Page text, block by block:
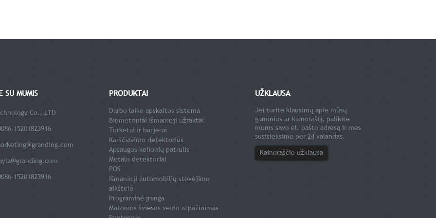
SU MUMIS
Co., LTD
15201823916
15201823916
PRODUKTAI
Darbo laiko apskaitos sistema
Biometriniai išmanieji užraktai
Turketai ir barjerai
Karščiavimo detektorius
Apsaugos kelionių patrulis
Metalo detektoriai
POS
Išmanioji automobilių stovėjimo
aikštelė
Programinė įranga
Matomos šviesos veido atpažinimas
UŽKLAUSA
Jei turite klausimų apie mūsų
gaminius ar kainoraštį, palikite
mums savo el. pašto adresą ir mes
susisieksime per 24 valandas.
Kainoraščio užklausa